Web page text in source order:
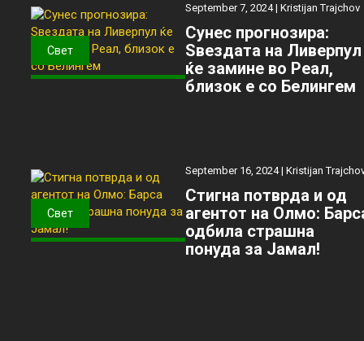
Свет
September 7, 2024 | Kristijan Trajchov
Сунес прогнозира:
Ѕвездата на Ливерпул
ќе замине во Реал,
близок е со Белингем
Свет
September 16, 2024 | Kristijan
Стигна потврда и од
агентот на Олмо:
одбила страшна
понуда за Јамал!